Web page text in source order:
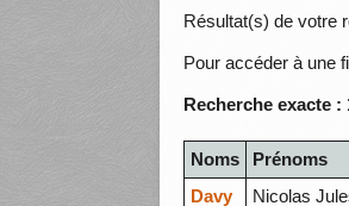
Résultat(s) de votre
Pour accéder à une
Recherche exacte
Noms Prénoms
Davy
Nicolas